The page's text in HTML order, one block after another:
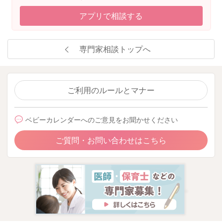
アプリで相談する
専門家相談トップへ
ご利用のルールとマナー
ベビーカレンダーへのご意見をお聞かせください
ご質問・お問い合わせはこちら